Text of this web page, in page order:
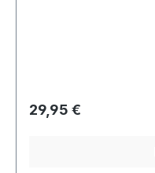
Regulärer Preis:
29,95 €